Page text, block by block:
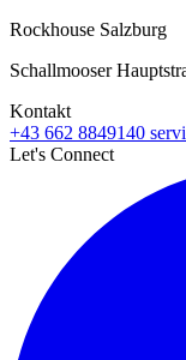
Rockhouse Salzburg
Schallmooser
Kontakt
+43 662 8849140
Let's Connect